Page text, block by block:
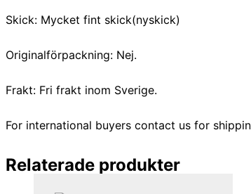
Skick: Mycket fint skick(nyskick)
Originalförpackning: Nej.
Frakt: Fri frakt inom Sverige.
For international buyers contact us for
Relaterade produkter